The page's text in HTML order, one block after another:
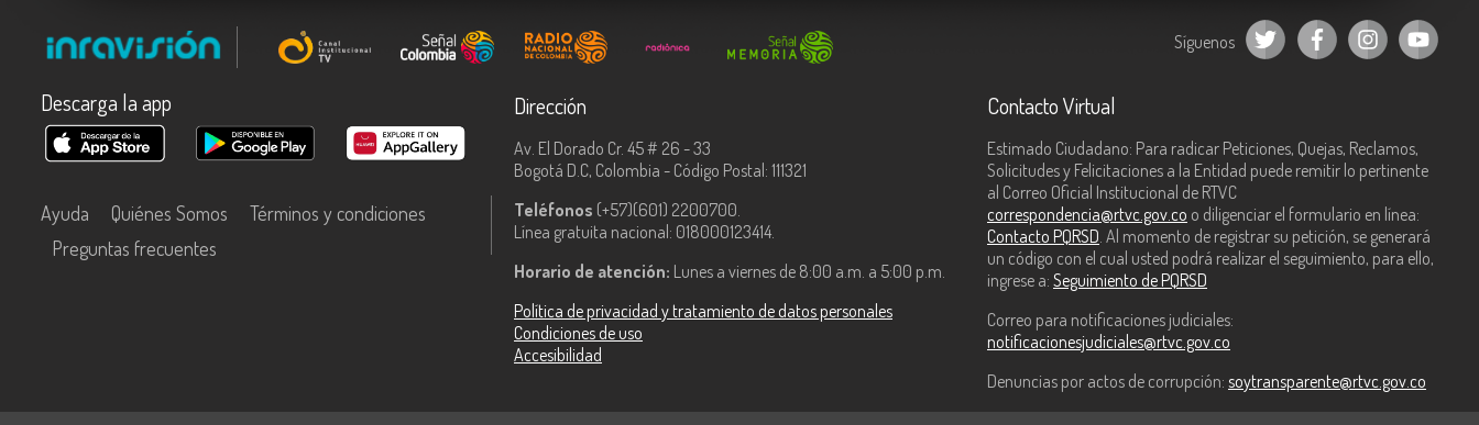
Síguenos
Descarga la app
Ayuda Quiénes Somos
Términos y condiciones
Preguntas frecuentes
Dirección
Av. El Dorado Cr. 45 # 26 - 33
Bogotá D.C, Colombia - Código Postal: 111321
Teléfonos (+57)(601) 2200700.
Línea gratuita nacional: 018000123414.
Horario de atención: Lunes a viernes de 8:00 a.m. a 5:00 p.m.
Política de privacidad y tratamiento de datos personales
Condiciones de uso
Accesibilidad
Contacto Virtual
Estimado Ciudadano: Para radicar Peticiones, Quejas, Reclamos,
Solicitudes y Felicitaciones a la Entidad puede remitir lo pertinente
al Correo Oficial Institucional de RTVC
correspondencia@rtvc.gov.co o diligenciar el formulario en línea:
Contacto PQRSD . Al momento de registrar su petición, se generará
un código con el cual usted podrá realizar el seguimiento, para ello,
ingrese a: Seguimiento de PQRSD
Correo para notificaciones judiciales:
notificacionesjudiciales@rtvc.gov.co
Denuncias por actos de corrupción: soytransparente@rtvc.gov.co